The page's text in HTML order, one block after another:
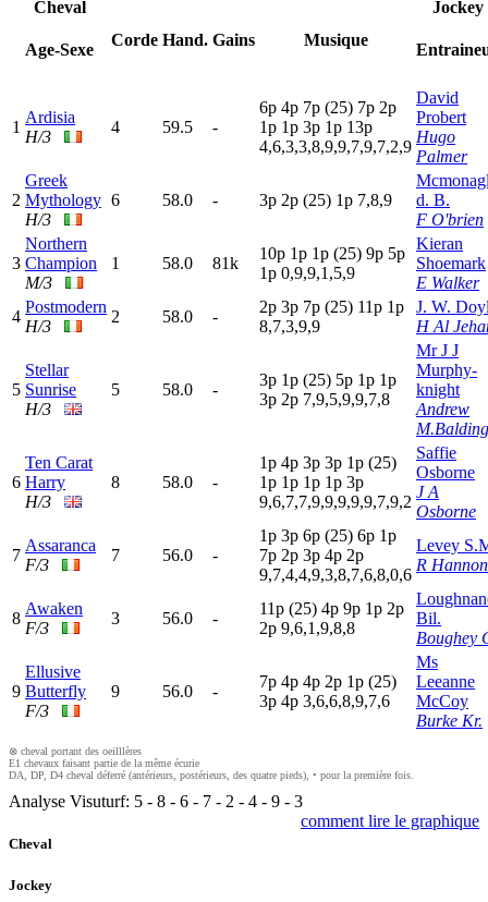
Cheval
Age-Sexe
Corde Hand. Gains Musique
Jockey
1
Ardisia
H/3
4 59.5 -
6p 4p 7p (25) 7p 2p
1p 1p 3p 1p 13p
4,6,3,3,8,9,9,7,9,7,2,9
David
Probert
Hugo
Palmer
2
Greek
Mythology
H/3
6 58.0 - 3p 2p (25) 1p 7,8,9
d. B.
F O'brien
3
Northern
Champion
M/3
1 58.0 81k
10p 1p 1p (25) 9p 5p
1p 0,9,9,1,5,9
Kieran
Shoemark
E Walker
4
Postmodern
H/3
2 58.0 -
2p 3p 7p (25) 11p 1p
8,7,3,9,9
J. W.
H Al
5
Stellar
Sunrise
H/3
5 58.0 -
3p 1p (25) 5p 1p 1p
3p 2p 7,9,5,9,9,7,8
Mr J J
Murphy-
knight
Andrew
M.Balding
6
Ten Carat
Harry
H/3
8 58.0 -
1p 4p 3p 3p 1p (25)
1p 1p 1p 1p 3p
9,6,7,7,9,9,9,9,9,7,9,2
Saffie
Osborne
J A
Osborne
7
Assaranca
F/3
7 56.0 -
1p 3p 6p (25) 6p 1p
7p 2p 3p 4p 2p
9,7,4,4,9,3,8,7,6,8,0,6
Levey
R Hannon
8
Awaken
F/3
3 56.0 -
11p (25) 4p 9p 1p 2p
2p 9,6,1,9,8,8
Bil.
Boughey
9
Ellusive
Butterfly
F/3
9 56.0 -
7p 4p 4p 2p 1p (25)
3p 4p 3,6,6,8,9,7,6
Ms
Leeanne
McCoy
Burke Kr.
⊗ cheval portant des oeilllères
E1 chevaux faisant partie de la même écurie
DA, DP, D4 cheval déferré (antérieurs, postérieurs, des quatre pieds), • pour la première fois.
Analyse Visuturf: 5 - 8 - 6 - 7 - 2 - 4 - 9 - 3
comment lire le graphique
Cheval
Jockey